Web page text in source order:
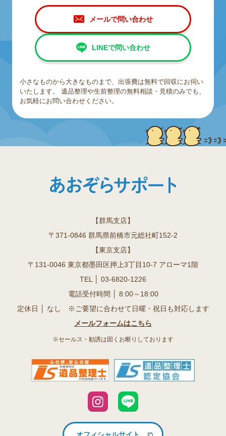
メールで問い合わせ
LINEで問い合わせ
小さなものから大きなものまで、出張費は無料で回収にお伺い
いたします。
遺品整理や生前整理の無料相談・見積のみでも、
お気軽にお問い合わせください。
【群馬支店】
〒371-0846 群馬県前橋市元総社町152-2
【東京支店】
〒131-0046 東京都墨田区押上3丁目10-7 アローマ1階
TEL │ 03-6820-1226
電話受付時間 │ 8:00～18:00
定休日 │ なし ※ご要望に合わせて日曜・祝日も対応します
メールフォームはこちら
※セールス・勧誘は固くお断りしております
オフィシャルサイト